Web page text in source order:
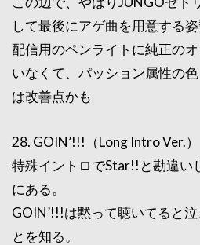
して最後にアゲ曲を用意する姿
配信用のペンライトに純正の
いなくて、パッション属性の
は改善点かも
28. GOIN’!!!（Long Intro Ver.）
特殊イントロでStar!!と勘違い
にある。
GOIN’!!!は黙って聴いてると
とを知る。